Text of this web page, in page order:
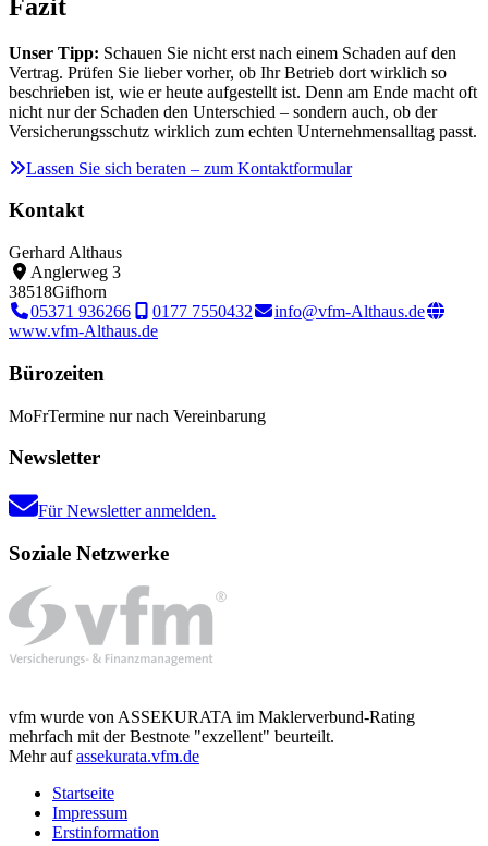
Fazit
Unser Tipp: Schauen Sie nicht erst nach einem Schaden auf den
Vertrag. Prüfen Sie lieber vorher, ob Ihr Betrieb dort wirklich so
beschrieben ist, wie er heute aufgestellt ist. Denn am Ende macht oft
nicht nur der Schaden den Unterschied – sondern auch, ob der
Versicherungsschutz wirklich zum echten Unternehmensalltag passt.
Lassen Sie sich beraten – zum Kontaktformular
Kontakt
Gerhard Althaus
Anglerweg 3
38518Gifhorn
05371 936266
0177 7550432
info@vfm-Althaus.de
www.vfm-Althaus.de
Bürozeiten
MoFrTermine nur nach Vereinbarung
Newsletter
Für Newsletter anmelden.
Soziale Netzwerke
vfm wurde von ASSEKURATA im Maklerverbund-Rating
mehrfach mit der Bestnote "exzellent" beurteilt.
Mehr aufassekurata.vfm.de
Startseite
Impressum
Erstinformation